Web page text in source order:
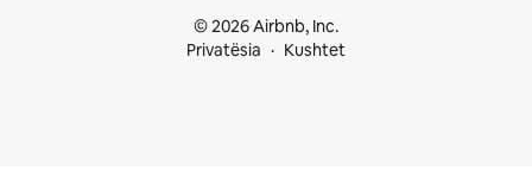
© 2026 Airbnb, Inc.
Privatësia
Kushtet